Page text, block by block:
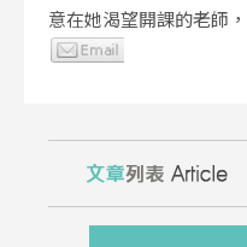
意在她渴望開課的老師